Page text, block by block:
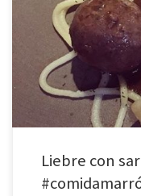
Un menú muy marrón y
Liebre con